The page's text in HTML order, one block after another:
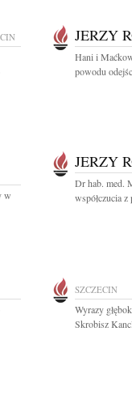
JERZY
Hani i
powodu
w
JERZY
Dr hab. med.
współczucia
SZCZECIN
Wyrazy
Skrobisz